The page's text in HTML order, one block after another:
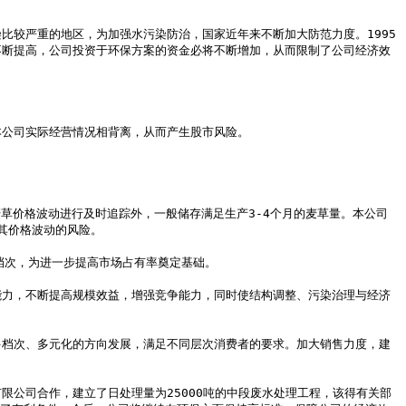
提高，公司投资于环保方案的资金必将不断增加，从而限制了公司经济效
格波动的风险。